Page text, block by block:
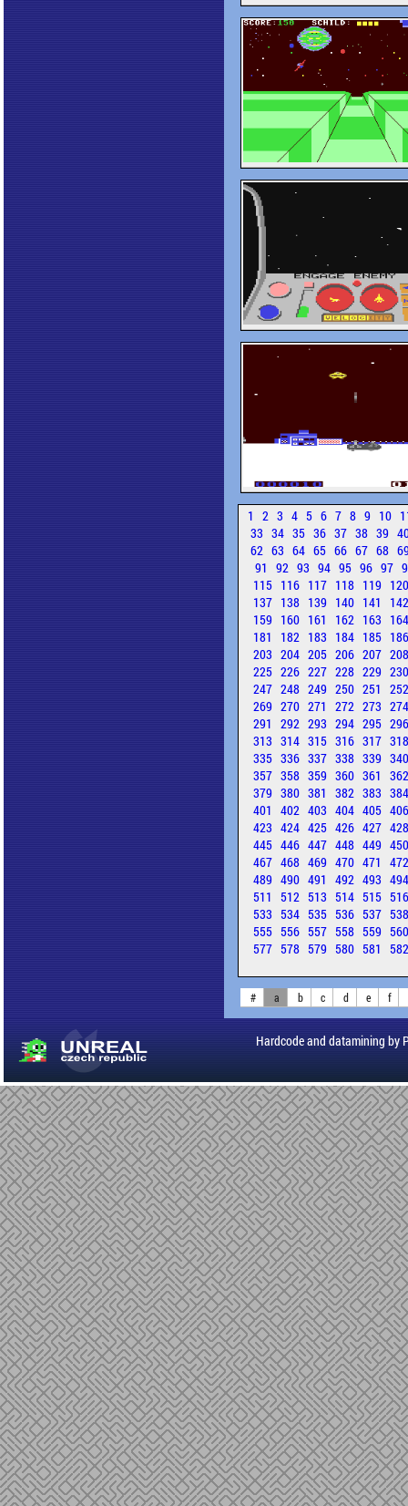
1 2 3 4 5 6 7 8 9 10
33 34 35 36 37 38 39
62 63 64 65 66 67 68
91 92 93 94 95 96 97
115 116 117 118 119
137 138 139 140 141
159 160 161 162 163
181
182 183 184 185
203 204 205 206 207
225 226 227 228 229
247 248 249 250 251
269 270 271 272 273
291 292 293 294 295
313 314 315 316 317
335 336 337 338 339
357 358 359 360 361
379 380 381 382 383
401 402 403 404 405
423 424 425 426 427
445 446 447 448 449
467 468 469 470 471
489 490 491 492 493
511 512 513 514 515
533 534 535 536 537
555 556 557 558 559
577 578 579 580 581
# a b c d e f
Hardcode and datamining by